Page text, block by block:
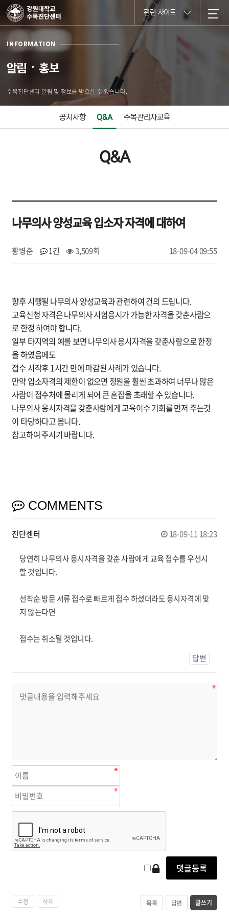
관련 사이트
INFORMATION
알림ㆍ홍보
수목진단센터 알림 및 정보를 받으실 수 있습니다.
공지사항 Q&A 수목관리자교육
Q&A
나무의사 양성교육 입소자 자격에 대하여
황병준 1건 3,509회 18-09-04 09:55
향후 시행될 나무의사 양성교육과 관련하여 건의 드립니다.
교육신청 자격은 나무의사 시험응시가 가능한 자격을 갖춘사람으
로 한정 하여야 합니다.
일부 타지역의 예를 보면 나무의사 응시자격을 갖춘사람으로 한정
을 하였음에도
접수 시작후 1시간 만에 마감된 사례가 있습니다.
만약 입소자격의 제한이 없으면 정원을 휠씬 초과하여 너무나 많은
사람이 접수처에 몰리게 되어 큰 혼잡을 초래할 수 있습니다.
나무의사 응시자격을 갖춘사람에게 교육이수 기회를 먼저 주는것
이 타당하다고 봅니다.
참고하여 주시기 바랍니다.
COMMENTS
진단센터 18-09-11 18:23
당연히 나무의사 응시자격을 갖춘 사람에게 교육 접수를 우선시
할 것입니다.
선착순 방문 서류 접수로 빠르게 접수 하셨더라도 응시자격에 맞
지 않는다면
접수는 취소될 것입니다.
답변
수정 삭제 목록 답변 글쓰기